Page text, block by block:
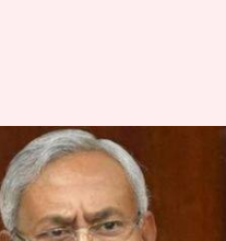
नीतीश कुमार
की धमकी, रखा
का इनाम